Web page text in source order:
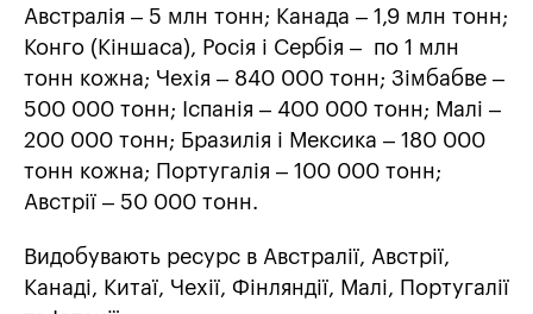
Австралія – 5 млн тонн; Канада – 1,9 млн тонн;
Конго (Кіншаса), Росія і Сербія – по 1 млн
тонн кожна; Чехія – 840 000 тонн; Зімбабве –
500 000 тонн; Іспанія – 400 000 тонн; Малі –
200 000 тонн; Бразилія і Мексика – 180 000
тонн кожна; Португалія – 100 000 тонн;
Австрії – 50 000 тонн.
Видобувають ресурс в Австралії, Австрії,
Канаді, Китаї, Чехії, Фінляндії, Малі, Португалії